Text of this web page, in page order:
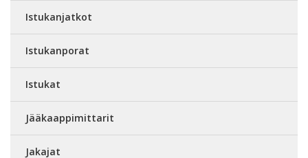
Istukanjatkot
Istukanporat
Istukat
Jääkaappimittarit
Jakajat